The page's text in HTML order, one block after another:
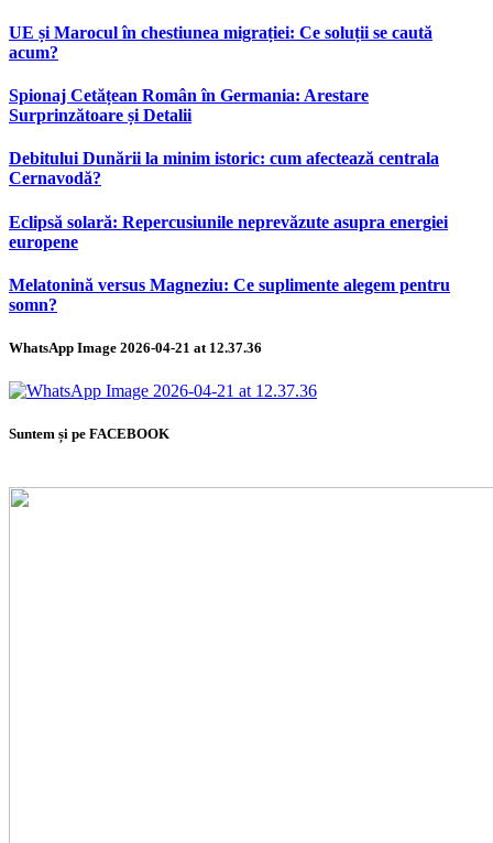
UE și Marocul în chestiunea migrației: Ce soluții se caută
acum?
Spionaj Cetățean Român în Germania: Arestare
Surprinzătoare și Detalii
Debitului Dunării la minim istoric: cum afectează centrala
Cernavodă?
Eclipsă solară: Repercusiunile neprevăzute asupra energiei
europene
Melatonină versus Magneziu: Ce suplimente alegem pentru
somn?
WhatsApp Image 2026-04-21 at 12.37.36
Suntem și pe FACEBOOK